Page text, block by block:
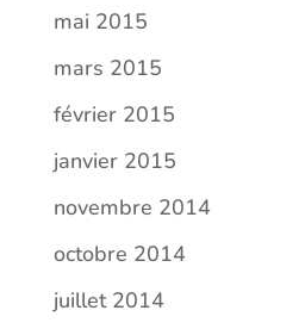
mai 2015
mars 2015
février 2015
janvier 2015
novembre 2014
octobre 2014
juillet 2014